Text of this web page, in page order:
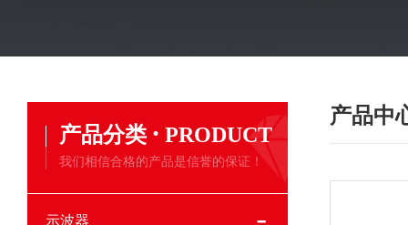
产品分类 · PRODUCT
我们相信合格的产品是信誉的保证！
示波器
产品中